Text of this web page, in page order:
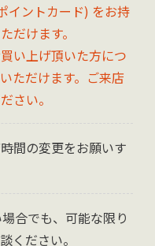
イントカード) をお持
だけます。
い上げ頂いた方につ
ただけます。ご来店
さい。
間の変更をお願いす
合でも、可能な限り
ください。